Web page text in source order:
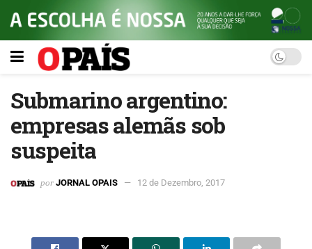
Submarino argentino:
empresas alemãs sob
suspeita
por JORNAL OPAIS 12 de Dezembro, 2017